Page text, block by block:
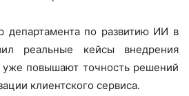
департамента по развитию ИИ в
реальные кейсы внедрения
уже повышают точность решений
клиентского сервиса.